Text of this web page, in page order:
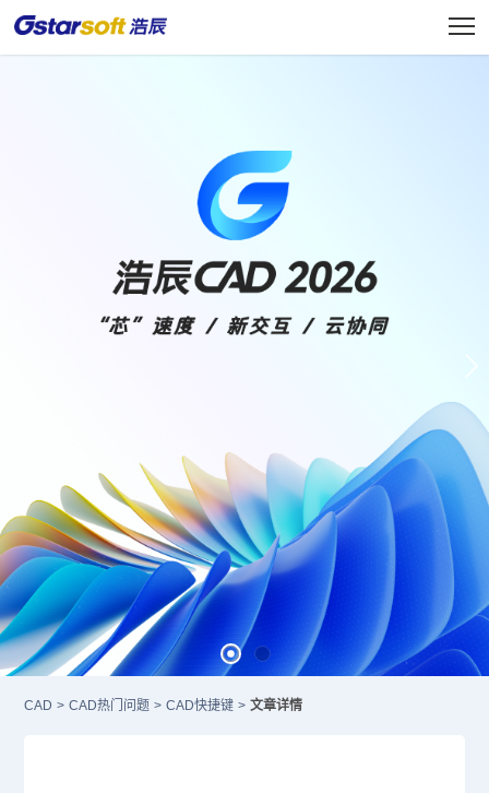
CAD > CAD热门问题 > CAD快捷键 > 文章详情